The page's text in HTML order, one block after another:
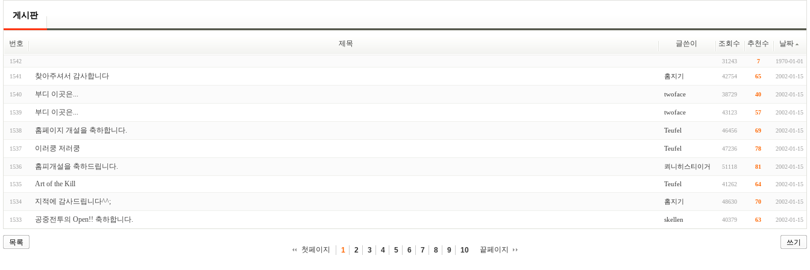
게시판
번호 제목 글쓴이 조회수 추천수 날짜
1542 31243 7 1970-01-01
1541 찾아주셔서 감사합니다 홈지기 42754 65 2002-01-15
1540 부디 이곳은... twoface 38729 40 2002-01-15
1539 부디 이곳은... twoface 43123 57 2002-01-15
1538 홈페이지 개설을 축하합니다. Teufel 46456 69 2002-01-15
1537 이러쿵 저러쿵 Teufel 47236 78 2002-01-15
1536 홈피개설을 축하드립니다. 쾨니히스티이거 51118 81 2002-01-15
1535 Art of the Kill Teufel 41262 64 2002-01-15
1534 지적에 감사드립니다^^; 홈지기 48630 70 2002-01-15
1533 공중전투의 Open!! 축하합니다. skellen 40379 63 2002-01-15
목록
쓰기
첫페이지
1 2 3 4 5 6 7 8 9 10 끝페이지